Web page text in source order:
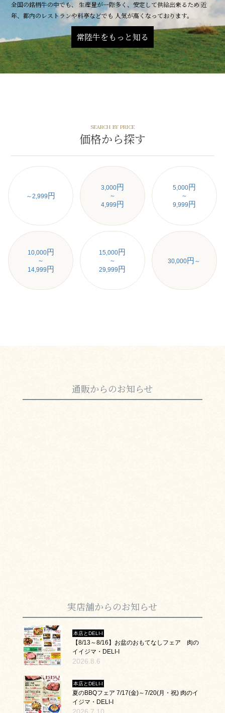
全国の銘柄牛の中でも、 生産量が一際多く、安定して供給出来るため 近
年、都内のレストランや料亭などでも 人気が高くなっております。
常陸牛をもっと知る
SEARCH BY PRICE
価格から探す
～2,999円
3,000円
～
4,999円
5,000円
～
9,999円
10,000円
～
14,999円
15,000円
～
29,999円
30,000円 ～
通販からのお知らせ
実店舗からのお知らせ
本店とDELI-I
【8/13～8/16】お盆のおもてなしフェア 肉の
イイジマ・DELI-I
2026.8.6
本店とDELI-I
夏のBBQフェア 7/17(金)～7/20(月・祝) 肉のイ
イジマ・DELI-I
2026.7.10